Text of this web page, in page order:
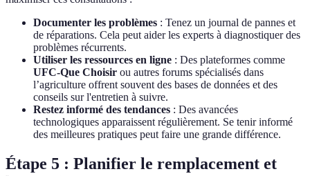
Documenter les problèmes : Tenez un journal de pannes et
de réparations. Cela peut aider les experts à diagnostiquer des
problèmes récurrents.
Utiliser les ressources en ligne : Des plateformes comme
UFC-Que Choisir ou autres forums spécialisés dans
l’agriculture offrent souvent des bases de données et des
conseils sur l'entretien à suivre.
Restez informé des tendances : Des avancées
technologiques apparaissent régulièrement. Se tenir informé
des meilleures pratiques peut faire une grande différence.
Étape 5 : Planifier le remplacement et